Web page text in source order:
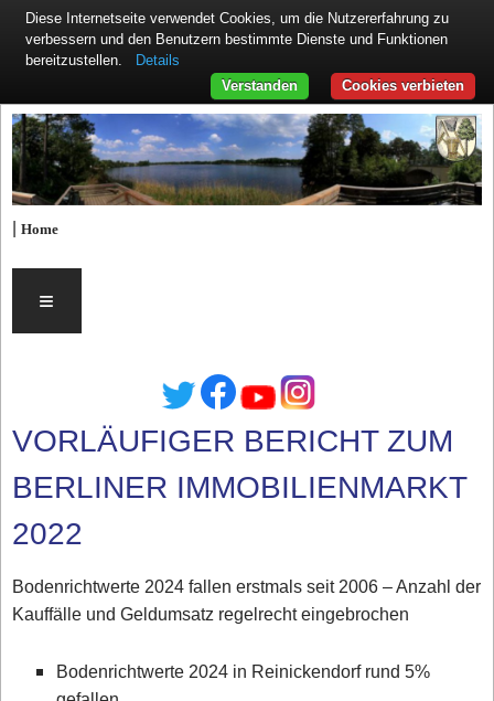
|Home
≡
VORLÄUFIGER BERICHT ZUM
BERLINER IMMOBILIENMARKT
2022
Bodenrichtwerte 2024 fallen erstmals seit 2006 – Anzahl der
Kauffälle und Geldumsatz regelrecht eingebrochen
Bodenrichtwerte 2024 in Reinickendorf rund 5%
Diese Internetseite verwendet Cookies, um die Nutzererfahrung zu
verbessern und den Benutzern bestimmte Dienste und Funktionen
bereitzustellen.
Details
Cookies verbieten
Verstanden